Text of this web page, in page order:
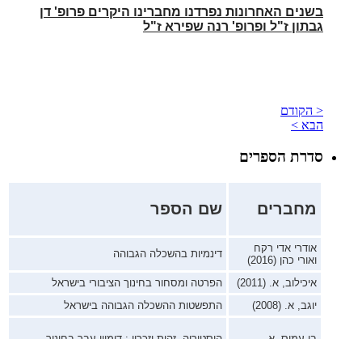
בשנים האחרונות נפרדנו מחברינו היקרים פרופ' דן
גבתון ז"ל ופרופ' רנה שפירא ז"ל
< הקודם
הבא >
סדרת הספרים
מחברים שם הספר
אודרי אדי רקח
ואורי כהן (2016)
דינמיות בהשכלה הגבוהה
איכילוב, א. (2011)
הפרטה ומסחור בחינוך הציבורי בישראל
יוגב, א. (2008)
התפשטות ההשכלה הגבוהה בישראל